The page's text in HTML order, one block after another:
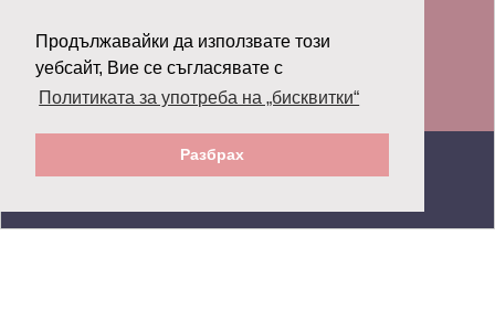
Продължавайки да използвате този
уебсайт, Вие се съгласявате с
Политиката за употреба на „бисквитки“
Разбрах
Последвай ни:
© 2026 Grazia.bg - Всички права запазени